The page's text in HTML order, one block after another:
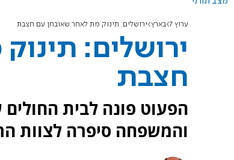
ערוץ 7 בארץ ירושלים: תינוק מת לאחר שאובחן עם חצבת
ירושלים:
חצבת
הפעוט פונה לבית
והמשפחה סיפרה לצוות